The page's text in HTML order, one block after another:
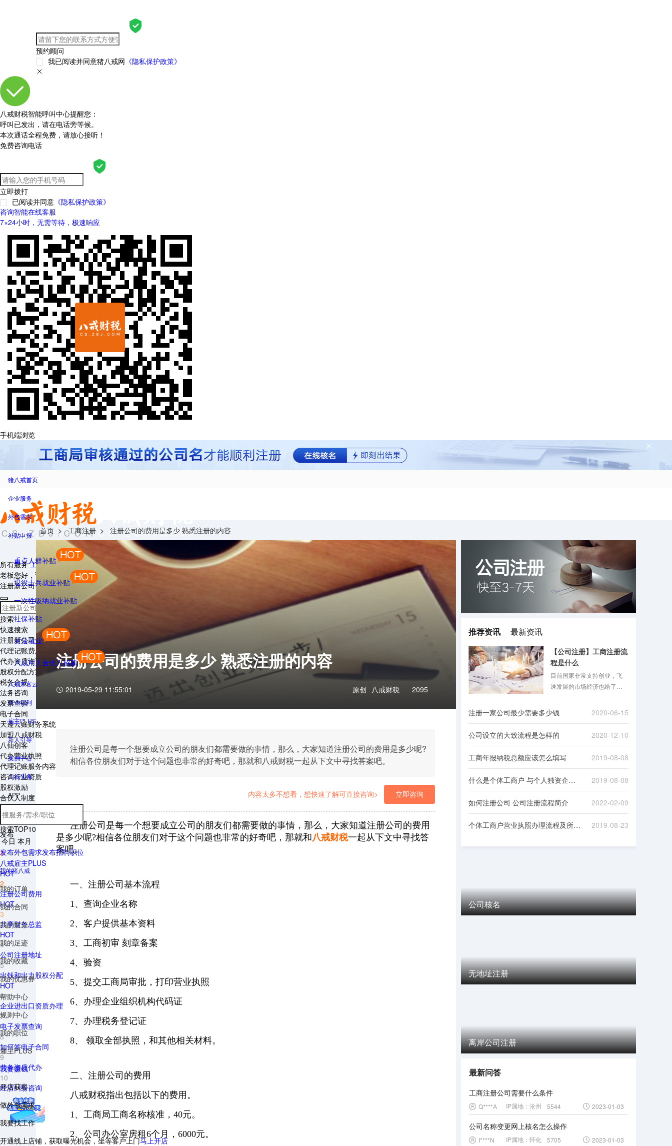
预约顾问
我已阅读并同意猪八戒网 《隐私保护政策》
八戒财税智能呼叫中心提醒您：
呼叫已发出，请在电话旁等候。
本次通话全程免费，请放心接听！
免费咨询电话
立即拨打
已阅读并同意 《隐私保护政策》
咨询智能在线客服
7×24小时，无需等待，极速响应
手机端浏览
猪八戒首页
企业服务
外包需求
补贴申报
重点人群补贴
退役士兵就业补贴
一次性吸纳就业补贴
社保补贴
灵活就业
八戒用工合伙人招募
八戒来客云
企业福利
雇主PLUS
新人引导
案例中心
八戒头条
APP
发布
发布外包需求发布招聘职位
我的猪八戒
我的订单
我的合同
我的发票
我的足迹
我的收藏
我的优惠券
帮助中心
规则中心
我的职位
雇主PLUS
我要赚钱
开店获客
做外包需求
我要找工作
开通线上店铺，获取曝光机会，坐等客户上门马上开店
所有服务工商财税需求大厅 海外公司服务 财税资讯SaaS产品 问答平台
老板您好，试试搜索“注册公司”
注册新公司
搜索
快速搜索
注册新公司
代理记账费用
代办资质许可
股权分配方案
税务合规
法务咨询
发票查验
电子合同
天蓬云账财务系统
加盟八戒财税
八仙创客
代办营业执照
代理记账服务内容
咨询行业资质
股权激励
合伙人制度
税务政策咨询
合同拟审
搜索TOP10
今日 本月
1
八戒雇主PLUS
HOT
2
注册公司费用
HOT
3
共享财务总监
HOT
4
公司注册地址
5
出钱和出力股权分配
HOT
6
企业进出口资质办理
7
电子发票查询
8
如何签电子合同
9
劳务资质代办
10
经济纠纷咨询
首页 > 工商注册 > 注册公司的费用是多少 熟悉注册的内容
注册公司的费用是多少 熟悉注册的内容
2019-05-29 11:55:01 原创 八戒财税 2095
注册公司是每一个想要成立公司的朋友们都需要做的事情，那么，大家知道注册公司的费用是多少呢?
相信各位朋友们对于这个问题也非常的好奇吧，那就和八戒财税一起从下文中寻找答案吧。
内容太多不想看，想快速了解可直接咨询> 立即咨询
注册公司是每一个想要成立公司的朋友们都需要做的事情，那么，大家知道注册公司的费用
是多少呢?相信各位朋友们对于这个问题也非常的好奇吧，那就和八戒财税一起从下文中寻找答
案吧。
一、注册公司基本流程
1、查询企业名称
2、客户提供基本资料
3、工商初审 刻章备案
4、验资
5、提交工商局审批，打印营业执照
6、办理企业组织机构代码证
7、办理税务登记证
8、 领取全部执照，和其他相关材料。
二、注册公司的费用
八戒财税指出包括以下的费用。
1、工商局工商名称核准，40元。
2、公司办公室房租6个月，6000元。
推荐资讯 最新资讯
【公司注册】工商注册流
程是什么
目前国家非常支持创业，飞
速发展的市场经济也给了很
的现象自然也屡见不鲜。但
注册公司是一个比较麻烦的
构，准备很多资料，下面八
公司的具体流程！
注册一家公司最少需要多少钱 2020-06-15
公司设立的大致流程是怎样的 2020-12-10
工商年报纳税总额应该怎么填写 2019-08-08
什么是个体工商户 与个人独资企业有何不同 2019-08-08
如何注册公司 公司注册流程简介 2022-02-09
个体工商户营业执照办理流程及所需材料 2019-08-23
公司核名
无地址注册
离岸公司注册
最新问答
工商注册公司需要什么条件
Q****A IP属地： 沧州 5544 2023-01-03
公司名称变更网上核名怎么操作
I****N IP属地： 怀化 5705 2023-01-03